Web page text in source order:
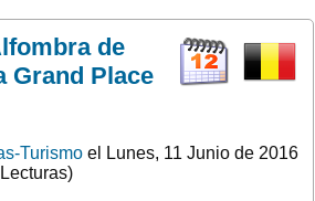
de
Grand Place
Turismo el Lunes, 11 Junio de 2016